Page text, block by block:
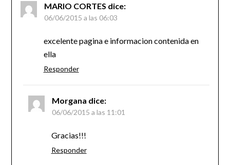
MARIO CORTES dice:
06/06/2015 a las 06:03
excelente pagina e informacion contenida en
ella
Responder
Morgana dice:
06/06/2015 a las 11:01
Gracias!!!
Responder